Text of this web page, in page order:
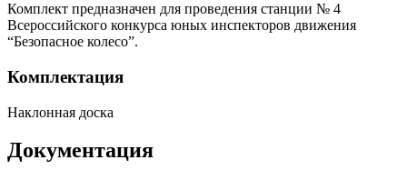
Комплект предназначен для проведения станции № 4
Всероссийского конкурса юных инспекторов движения
“Безопасное колесо”.
Комплектация
Наклонная доска
Документация